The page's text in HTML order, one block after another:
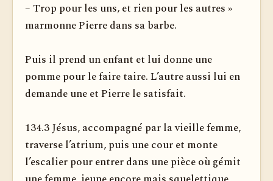
– Trop pour les uns, et rien pour les autres »
marmonne Pierre dans sa barbe.
Puis il prend un enfant et lui donne une
pomme pour le faire taire. L’autre aussi lui en
demande une et Pierre le satisfait.
134.3 Jésus, accompagné par la vieille femme,
traverse l’atrium, puis une cour et monte
l’escalier pour entrer dans une pièce où gémit